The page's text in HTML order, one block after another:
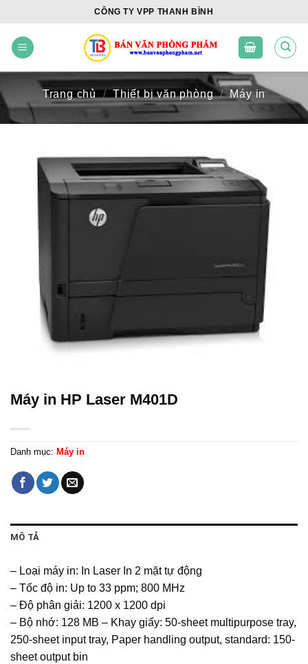
content
CÔNG TY VPP THANH BÌNH
Trang chủ / Thiết bị văn phòng / Máy in
Máy in HP Laser M401D
Danh mục: Máy in
MÔ TẢ
– Loại máy in: In Laser In 2 mặt tự động
– Tốc độ in: Up to 33 ppm; 800 MHz
– Độ phân giải: 1200 x 1200 dpi
– Bộ nhớ: 128 MB – Khay giấy: 50-sheet multipurpose tray,
250-sheet input tray, Paper handling output, standard: 150-
sheet output bin